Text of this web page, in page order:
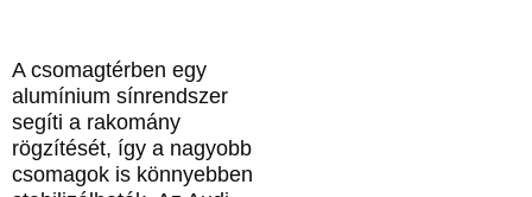
A csomagtérben egy
alumínium sínrendszer
segíti a rakomány
rögzítését, így a nagyobb
csomagok is könnyebben